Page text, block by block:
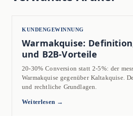
KUNDENGEWINNUNG
Warmakquise:
und B2B-Vorteile
20-30% Conversion statt 2-5%: der
Warmakquise gegenüber Kaltakquise.
und rechtliche Grundlagen.
Weiterlesen →